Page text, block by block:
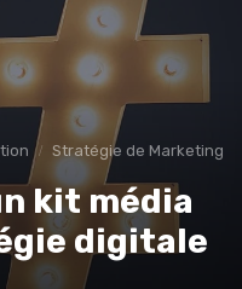
Stratégie de Marketing
kit média
digitale